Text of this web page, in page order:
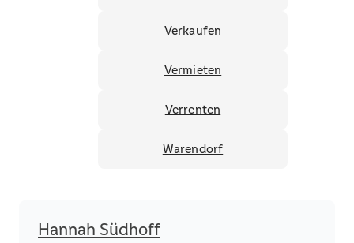
Verkaufen
Vermieten
Verrenten
Warendorf
Hannah Südhoff